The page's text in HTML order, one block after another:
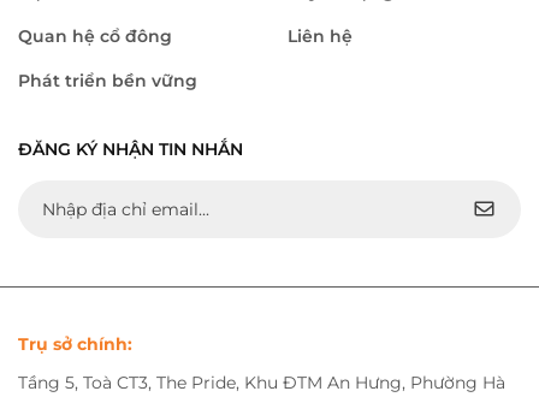
Quan hệ cổ đông
Phát triển bền vững
Liên hệ
ĐĂNG KÝ NHẬN TIN NHẮN
Trụ sở chính:
Tầng 5, Toà CT3, The Pride, Khu ĐTM An Hưng, Phường Hà